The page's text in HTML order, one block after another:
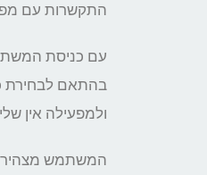
התקשרות עם
עם כניסת
בהתאם לבחירת
ולמפעילה אין
המשתמש מצהיר